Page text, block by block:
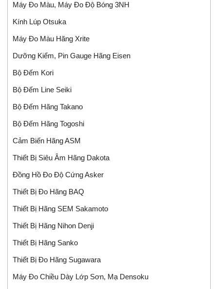
Máy Đo Màu, Máy Đo Độ Bóng 3NH
Kính Lúp Otsuka
Máy Đo Màu Hãng Xrite
Dưỡng Kiểm, Pin Gauge Hãng Eisen
Bộ Đếm Kori
Bộ Đếm Line Seiki
Bộ Đếm Hãng Takano
Bộ Đếm Hãng Togoshi
Cảm Biến Hãng ASM
Thiết Bị Siêu Âm Hãng Dakota
Đồng Hồ Đo Độ Cứng Asker
Thiết Bị Đo Hãng BAQ
Thiết Bị Hãng SEM Sakamoto
Thiết Bị Hãng Nihon Denji
Thiết Bị Hãng Sanko
Thiết Bị Đo Hãng Sugawara
Máy Đo Chiều Dày Lớp Sơn, Mạ Densoku